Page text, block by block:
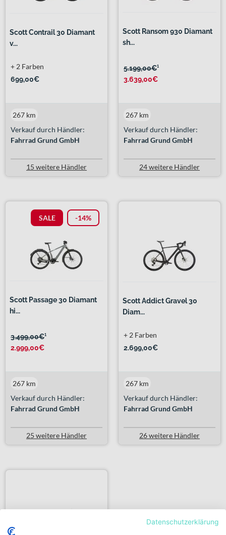
Scott Contrail 30 Diamant
v...
699,00€
+ 2 Farben
Verkauf durch Händler:
Fahrrad Grund GmbH
267 km
15 weitere Händler
Scott Ransom 930 Diamant
sh...
5.199,00€¹
3.639,00€
Verkauf durch Händler:
Fahrrad Grund GmbH
267 km
24 weitere Händler
SALE -14%
Scott Passage 30 Diamant
hi...
3.499,00€¹
2.999,00€
Verkauf durch Händler:
Fahrrad Grund GmbH
267 km
25 weitere Händler
Scott Addict Gravel 30
Diam...
2.699,00€
+ 2 Farben
Verkauf durch Händler:
Fahrrad Grund GmbH
267 km
26 weitere Händler
Datenschutzerklärung